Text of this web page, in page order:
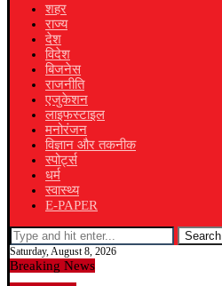
शहर
राज्य
देश
विदेश
बिजनेस
राजनीति
एजुकेशन
लाइफस्टाइल
मनोरंजन
विज्ञान और तकनीक
स्पोर्ट्स
धर्म
स्वास्थ्य
E-PAPER
Search
Saturday, August 8, 2026
Breaking News